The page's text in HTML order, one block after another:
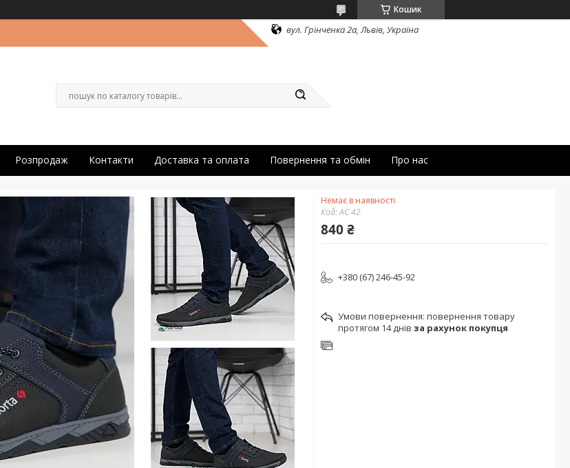
Кошик
вул. Грінченка 2а, Львів, Україна
Розпродаж Контакти Доставка та оплата Повернення та обмін Про нас
Немає в наявності
Код:АС 42
840 ₴
+380 (67) 246-45-92
повернення товару
протягом 14 днів за рахунок покупця